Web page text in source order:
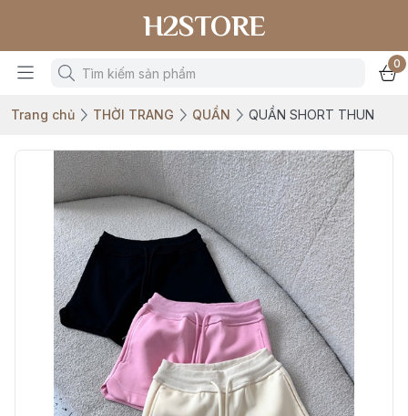
H2STORE
0
Trang chủ THỜI TRANG QUẦN QUẦN SHORT THUN